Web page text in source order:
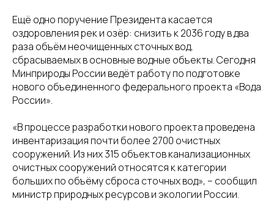
Ещё одно поручение Президента касается
оздоровления рек и озёр: снизить к 2036 году в два
раза объём неочищенных сточных вод,
сбрасываемых в основные водные объекты. Сегодня
Минприроды России ведёт работу по подготовке
нового объединенного федерального проекта «Вода
России».
«В процессе разработки нового проекта проведена
инвентаризация почти более 2700 очистных
сооружений. Из них 315 объектов канализационных
очистных сооружений относятся к категории
больших по объёму сброса сточных вод», – сообщил
министр природных ресурсов и экологии России.